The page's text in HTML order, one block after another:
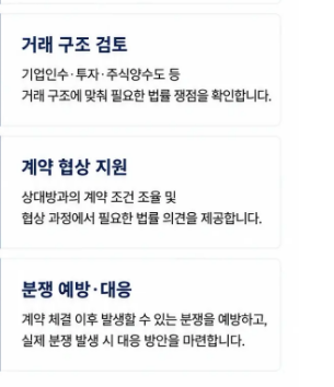
SERVICES
기업법무그룹 업무
PROFESSIONALS
기업전문변호사